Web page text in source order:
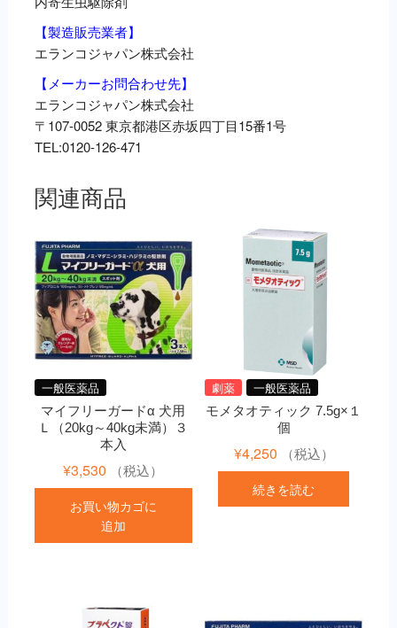
【製造販売業者】
エランコジャパン株式会社
【メーカーお問合わせ先】
エランコジャパン株式会社
〒107-0052 東京都港区赤坂四丁目15番1号
TEL:0120-126-471
関連商品
一般医薬品
マイフリーガードα 犬用
Ｌ（20kg～40kg未満）３
本入
¥3,530 （税込）
お買い物カゴに
追加
劇薬 一般医薬品
モメタオティック 7.5g×１
個
¥4,250 （税込）
続きを読む